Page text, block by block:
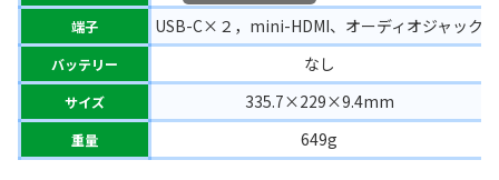
端子 USB-C×２，mini-HDMI、オーディオジャック
バッテリー なし
サイズ 335.7×229×9.4mm
重量 649g